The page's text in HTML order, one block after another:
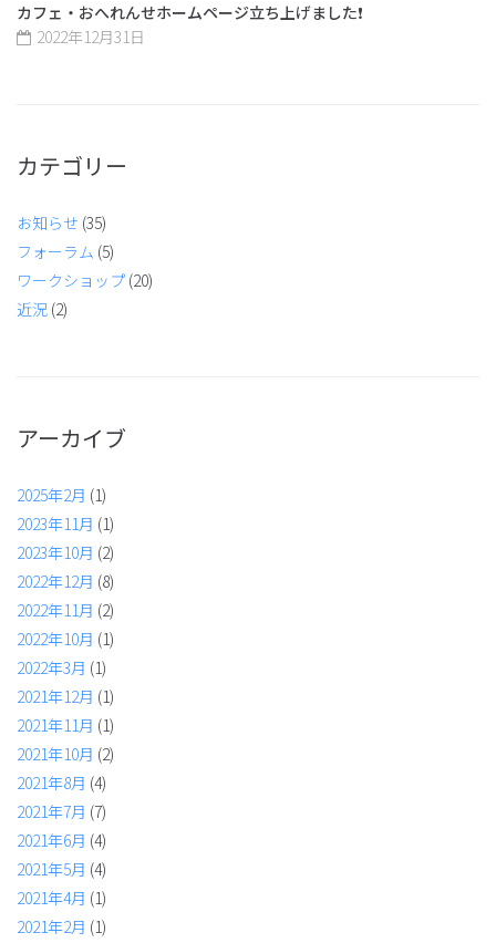
カフェ・おへれんせホームページ立ち上げました❗️
2022年12月31日
カテゴリー
お知らせ (35)
フォーラム (5)
ワークショップ (20)
近況 (2)
アーカイブ
2025年2月 (1)
2023年11月 (1)
2023年10月 (2)
2022年12月 (8)
2022年11月 (2)
2022年10月 (1)
2022年3月 (1)
2021年12月 (1)
2021年11月 (1)
2021年10月 (2)
2021年8月 (4)
2021年7月 (7)
2021年6月 (4)
2021年5月 (4)
2021年4月 (1)
2021年2月 (1)